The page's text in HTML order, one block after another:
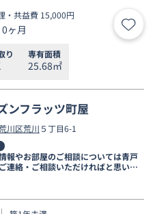
・共益費 15,000円
0ヶ月 お気
り 専有面積
25.68㎡
ンフラッツ町屋
川区荒川５丁目6-1
報やお部屋のご相談については青戸
連絡・ご相談いただければと思いま